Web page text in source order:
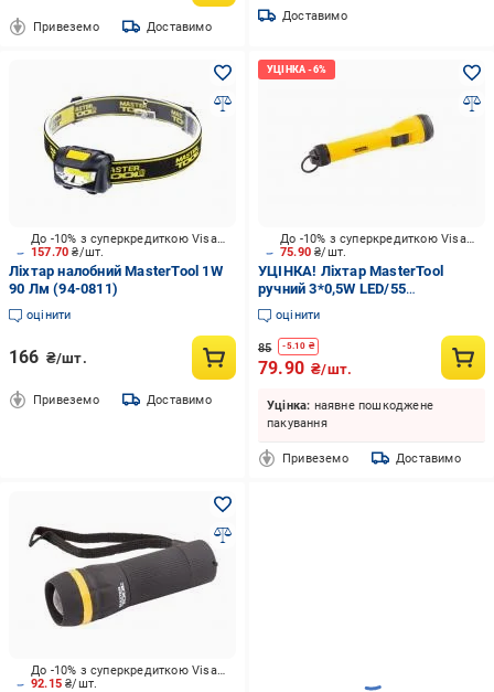
Привеземо Доставимо
Доставимо
157.70₴/шт.
До -10% з суперкредиткою Visa Вигода
Ліхтар налобний MasterTool 1W
90 Лм (94-0811)
оцінити
166 ₴/шт.
Привеземо Доставимо
75.90₴/шт.
До -10% з суперкредиткою Visa Вигода
УЦІНКА! Ліхтар MasterTool
ручний 3*0,5W LED/55
lum/8000К/10 м/2xAA (94-0800)
жовтий (УЦ №3831)
оцінити
85 -5.10 ₴
79.90 ₴/шт.
Уцінка: наявне пошкоджене
пакування
Привеземо Доставимо
92.15₴/шт.
До -10% з суперкредиткою Visa Вигода